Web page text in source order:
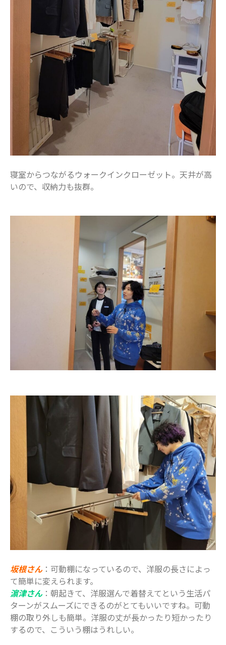
寝室からつながるウォークインクローゼット。天井が高
いので、収納力も抜群。
坂根さん：可動棚になっているので、洋服の長さによっ
て簡単に変えられます。
濵津さん：朝起きて、洋服選んで着替えてという生活パ
ターンがスムーズにできるのがとてもいいですね。可動
棚の取り外しも簡単。洋服の丈が長かったり短かったり
するので、こういう棚はうれしい。